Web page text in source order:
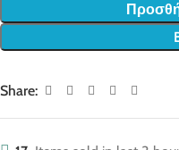
Share: